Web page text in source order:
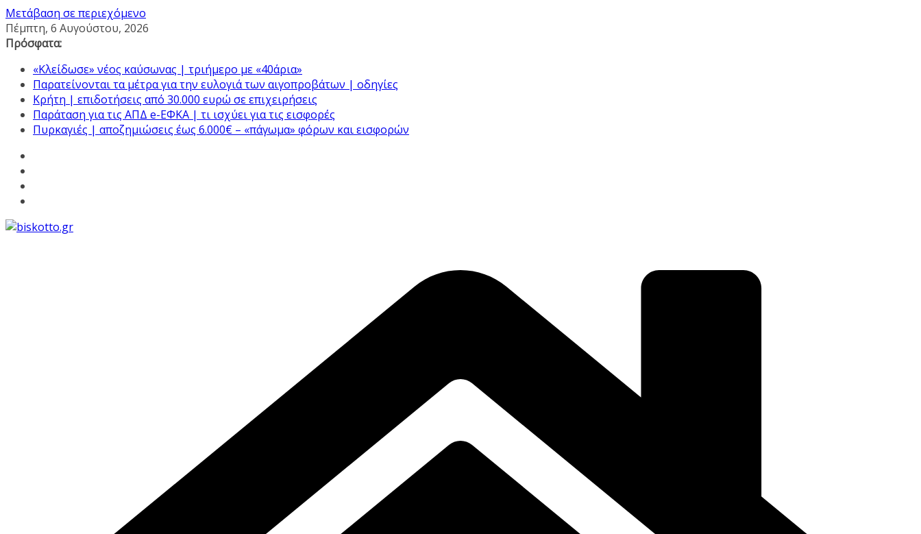
Μετάβαση σε περιεχόμενο
Πέμπτη, 6 Αυγούστου, 2026
Πρόσφατα:
«Κλείδωσε» νέος καύσωνας | τριήμερο με «40άρια»
Παρατείνονται τα μέτρα για την ευλογιά των αιγοπροβάτων | οδηγίες
Κρήτη | επιδοτήσεις από 30.000 ευρώ σε επιχειρήσεις
Παράταση για τις ΑΠΔ e-ΕΦΚΑ | τι ισχύει για τις εισφορές
Πυρκαγιές | αποζημιώσεις έως 6.000€ – «πάγωμα» φόρων και εισφορών